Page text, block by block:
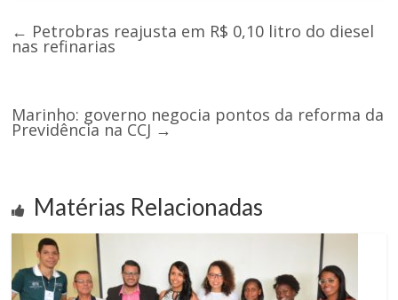
← Petrobras reajusta em R$ 0,10 litro do diesel
nas refinarias
Marinho: governo negocia pontos da reforma da
Previdência na CCJ →
Matérias Relacionadas